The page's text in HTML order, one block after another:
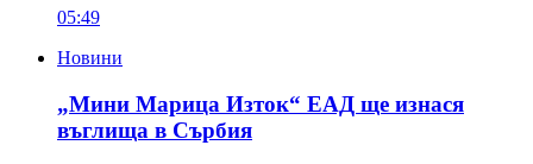
05:49
Новини
„Мини Марица Изток“ ЕАД ще изнася
въглища в Сърбия